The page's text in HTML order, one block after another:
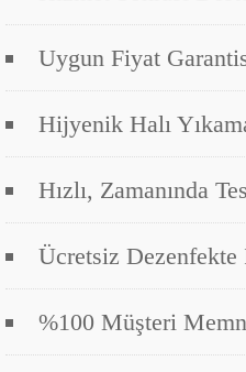
Uygun Fiyat
Hijyenik Halı
Hızlı, Zamanında
Ücretsiz Dezenfekte
%100 Müşteri